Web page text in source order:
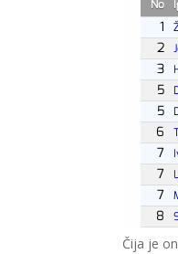
Čija je